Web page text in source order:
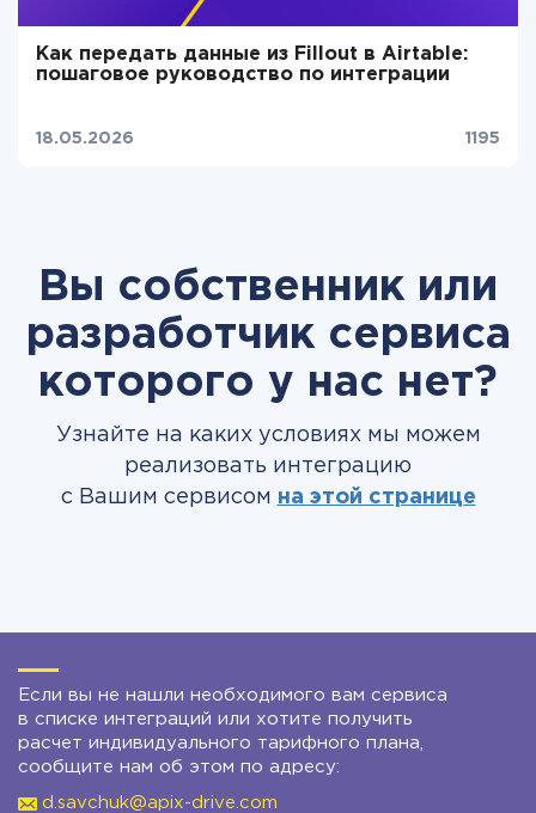
Как передать данные из Fillout в Airtable:
пошаговое руководство по интеграции
18.05.2026 1195
Вы собственник или
разработчик сервиса
которого у нас нет?
Узнайте на каких условиях мы можем
реализовать интеграцию
с Вашим сервисом на этой странице
Если вы не нашли необходимого вам сервиса
в списке интеграций или хотите получить
расчет индивидуального тарифного плана,
сообщите нам об этом по адресу:
d.savchuk@apix-drive.com